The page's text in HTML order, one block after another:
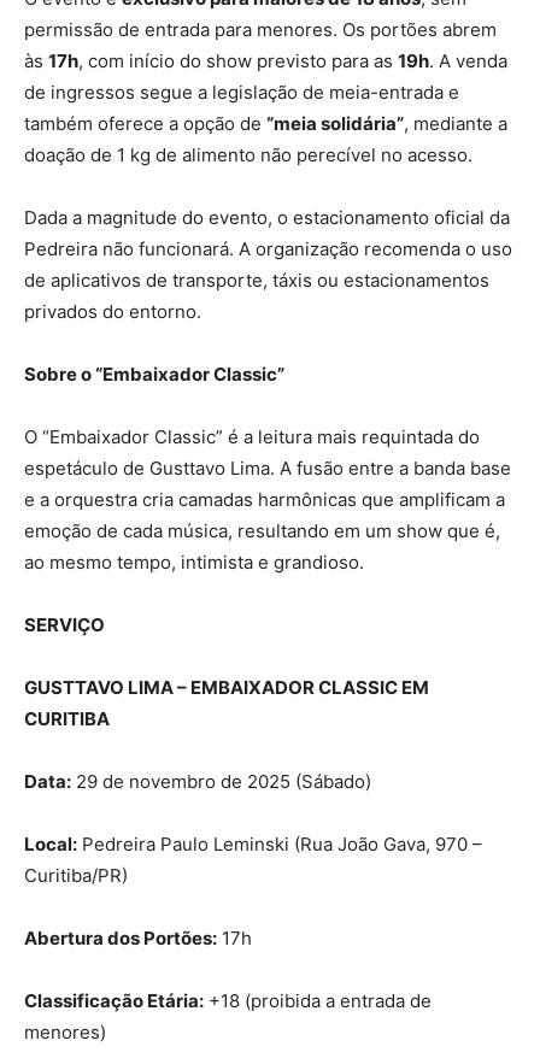
permissão de entrada para menores. Os portões abrem
às 17h, com início do show previsto para as 19h. A venda
de ingressos segue a legislação de meia-entrada e
também oferece a opção de “meia solidária”, mediante a
doação de 1 kg de alimento não perecível no acesso.
Dada a magnitude do evento, o estacionamento oficial da
Pedreira não funcionará. A organização recomenda o uso
de aplicativos de transporte, táxis ou estacionamentos
privados do entorno.
Sobre o “Embaixador Classic”
O “Embaixador Classic” é a leitura mais requintada do
espetáculo de Gusttavo Lima. A fusão entre a banda base
e a orquestra cria camadas harmônicas que amplificam a
emoção de cada música, resultando em um show que é,
ao mesmo tempo, intimista e grandioso.
SERVIÇO
GUSTTAVO LIMA – EMBAIXADOR CLASSIC EM
CURITIBA
Data: 29 de novembro de 2025 (Sábado)
Local: Pedreira Paulo Leminski (Rua João Gava, 970 –
Curitiba/PR)
Abertura dos Portões: 17h
Classificação Etária: +18 (proibida a entrada de
menores)